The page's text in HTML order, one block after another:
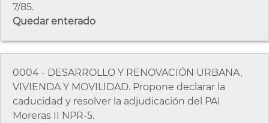
7/85.
Quedar enterado
0004 - DESARROLLO Y RENOVACIÓN URBANA,
VIVIENDA Y MOVILIDAD. Propone declarar la
caducidad y resolver la adjudicación del PAI
Moreras II NPR-5.